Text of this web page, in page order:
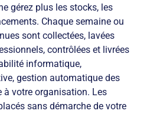
gérez plus les stocks, les
Chaque semaine ou
sont collectées, lavées
contrôlées et livrées
informatique,
gestion automatique des
à votre organisation. Les
sans démarche de votre